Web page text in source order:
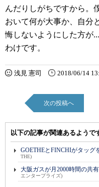
んだりしがちですから。
おいて何が大事か、自分
悔しないようにした方が
わけです。
浅見 憲司 2018/06/14
次の投稿へ
以下の記事が関連あるようで
GOETHEとFINCHIがタッグ
THE)
大阪ガスが月2000時間の共
エンタープライズ)